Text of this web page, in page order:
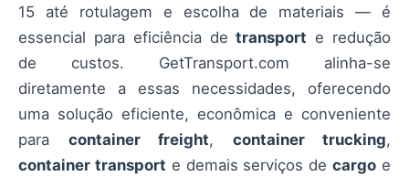
15 até rotulagem e escolha de materiais — é
essencial para eficiência detransport e redução
de custos. GetTransport.com alinha-se
diretamente a essas necessidades, oferecendo
uma solução eficiente, econômica e conveniente
para container freight, container trucking,
container transport e demais serviços decargo e